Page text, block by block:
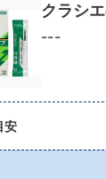
クラシ
---
安